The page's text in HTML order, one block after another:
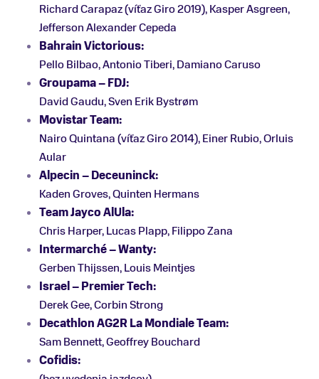
Richard Carapaz (víťaz Giro 2019), Kasper Asgreen,
Jefferson Alexander Cepeda
Bahrain Victorious:
Pello Bilbao, Antonio Tiberi, Damiano Caruso
Groupama – FDJ:
David Gaudu, Sven Erik Bystrøm
Movistar Team:
Nairo Quintana (víťaz Giro 2014), Einer Rubio, Orluis
Aular
Alpecin – Deceuninck:
Kaden Groves, Quinten Hermans
Team Jayco AlUla:
Chris Harper, Lucas Plapp, Filippo Zana
Intermarché – Wanty:
Gerben Thijssen, Louis Meintjes
Israel – Premier Tech:
Derek Gee, Corbin Strong
Decathlon AG2R La Mondiale Team:
Sam Bennett, Geoffrey Bouchard
Cofidis: